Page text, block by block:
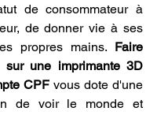
de consommateur à
de donner vie à ses
propres mains. Faire
sur une imprimante 3D
CPF vous dote d'une
de voir le monde et